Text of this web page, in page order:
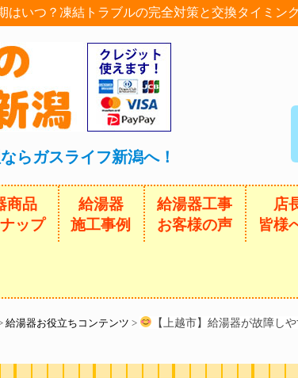
はいつ？凍結トラブルの完全対策と交換タイミ
らガスライフ新潟へ！
商品
ップ
給湯器
施工事例
給湯器工事
お客様の声
店
皆様
給湯器お役立ちコンテンツ >
【上越市】給湯器が故障し